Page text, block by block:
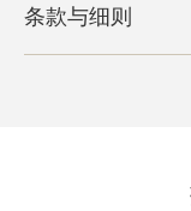
条款与细则